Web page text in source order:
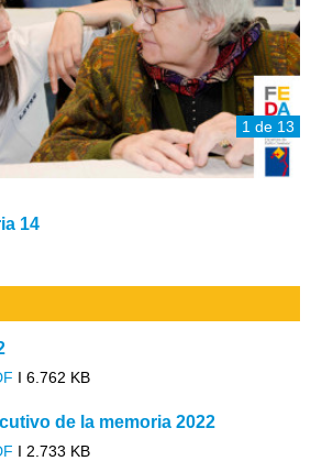
1 de 13
14
I 6.762 KB
de la memoria 2022
I 2.733 KB